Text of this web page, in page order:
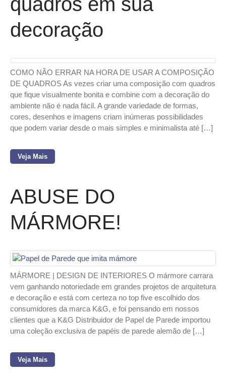
decoração
COMO NÃO ERRAR NA HORA DE USAR A COMPOSIÇÃO
DE QUADROS As vezes criar uma composição com quadros
que fique visualmente bonita e combine com a decoração do
ambiente não é nada fácil. A grande variedade de formas,
cores, desenhos e imagens criam inúmeras possibilidades
que podem variar desde o mais simples e minimalista até […]
Veja Mais
ABUSE DO
MÁRMORE!
MÁRMORE | DESIGN DE INTERIORES O mármore carrara
vem ganhando notoriedade em grandes projetos de arquitetura
e decoração e está com certeza no top five escolhido dos
consumidores da marca K&G, e foi pensando em nossos
clientes que a K&G Distribuidor de Papel de Parede importou
uma coleção exclusiva de papéis de parede alemão de […]
Veja Mais